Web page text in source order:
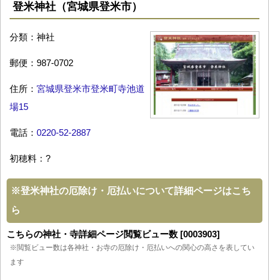
登米神社（宮城県登米市）
分類：神社
郵便：987-0702
住所： 宮城県登米市登米町寺池道
場15
電話： 0220-52-2887
初穂料：?
※登米神社の厄除け・厄払いについて詳細ページはこち
ら
こちらの神社・寺詳細ページ閲覧ビュー数 [0003903]
※閲覧ビュー数は各神社・お寺の厄除け・厄払いへの関心の高さを表してい
ます